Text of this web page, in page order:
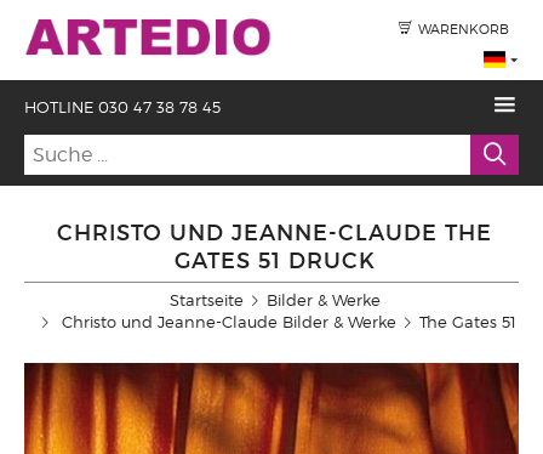
WARENKORB
HOTLINE 030 47 38 78 45
CHRISTO UND JEANNE-CLAUDE THE
GATES 51 DRUCK
Startseite
Bilder & Werke
Christo und Jeanne-Claude Bilder & Werke
The Gates 51